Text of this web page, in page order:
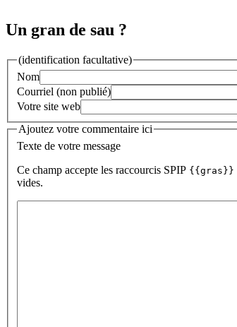
Un gran de sau ?
(identification facultative)
Nom
Courriel (non publié)
Votre site web
Ajoutez votre commentaire ici
Texte de votre message
Ce champ accepte les raccourcis SPIP {{gras}}
vides.